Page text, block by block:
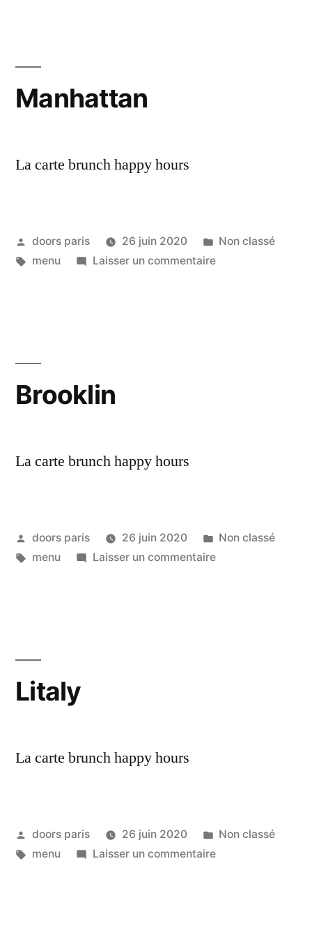
Manhattan
La carte brunch happy hours
doors paris 26 juin 2020
Non classé
menu
Laisser un commentaire
Brooklin
La carte brunch happy hours
doors paris 26 juin 2020
Non classé
menu
Laisser un commentaire
Litaly
La carte brunch happy hours
doors paris 26 juin 2020
Non classé
menu
Laisser un commentaire